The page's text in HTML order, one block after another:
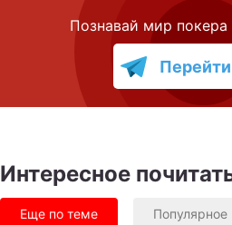
Познавай мир
Перейти
Интересное
Еще по теме Популярное